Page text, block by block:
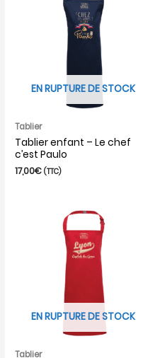
EN RUPTURE DE STOCK
Tablier
Tablier enfant – Le chef
c’est Paulo
17,00€ (TTC)
EN RUPTURE DE STOCK
Tablier